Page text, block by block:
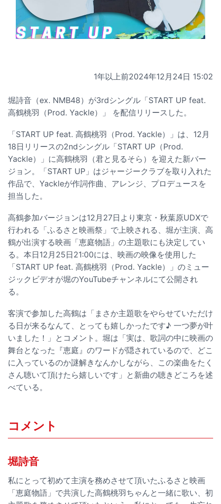
1年以上前2024年12月24日 15:02
堀詩音（ex. NMB48）が3rdシングル「START UP feat.
高鶴桃羽（Prod. Yackle）」 を配信リリースした。
「START UP feat. 高鶴桃羽（Prod. Yackle）」は、12月
18日リリースの2ndシングル「START UP（Prod.
Yackle）」に高鶴桃羽（君と見るそら）を迎えた新バー
ジョン。「START UP」はジャージークラブを取り入れた
作品で、Yackleが作詞作曲、アレンジ、プロデュースを
担当した。
高鶴参加バージョンは12月27日より東京・秋葉原UDXで
行われる「ふるさと映画祭」で上映される、堀が主演、高
鶴が出演する映画「恵庭物語」の主題歌にも決定してい
る。本日12月25日21:00には、映画の映像を使用した
「START UP feat. 高鶴桃羽（Prod. Yackle）」のミュー
ジックビデオが堀のYouTubeチャンネルにて公開され
る。
客演で参加した高鶴は「まさか主題歌をやらせていただけ
る日が来るなんて、とっても嬉しかったです♪ 一つ夢が叶
いました！」とコメント。堀は「実は、歌詞の中に映画の
舞台となった『恵庭』のワードが隠されているので、どこ
に入っているのか謎解きなんかしながら、この楽曲をたく
さん聴いて頂けたら嬉しいです」と新曲の聴きどころを述
べている。
コメント
堀詩音
私にとって初めて主演を務めさせて頂いたふるさと映画
「恵庭物語」で共演した高鶴桃羽ちゃんと一緒に歌い、初